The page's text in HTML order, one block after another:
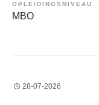
OPLEIDINGSNIVEAU
MBO
28-07-2026